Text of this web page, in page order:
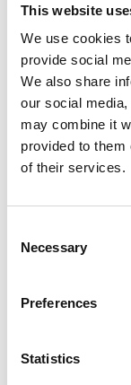
This website
We use cookies
provide social
We also share
our social
may combine it
provided to them
of their services.
Selection
Necessary
Preferences
Statistics